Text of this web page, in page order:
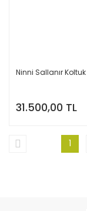
Ninni Sallanır Koltuk
31.500,00 TL
1